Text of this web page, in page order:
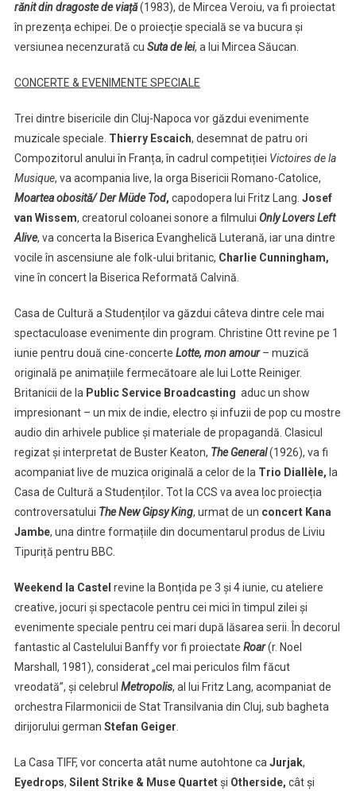
rănit din dragoste de viață(1983), de Mircea Veroiu, va fi proiectat
în prezența echipei. De o proiecție specială se va bucura și
versiunea necenzurată cu Suta de lei, a lui Mircea Săucan.
CONCERTE & EVENIMENTE SPECIALE
Trei dintre bisericile din Cluj-Napoca vor găzdui evenimente
muzicale speciale. Thierry Escaich, desemnat de patru ori
Compozitorul anului în Franța, în cadrul competiției Victoires de la
Musique, va acompania live, la orga Bisericii Romano-Catolice,
Moartea obosită/Der Müde Tod, capodopera lui Fritz Lang. Josef
van Wissem, creatorul coloanei sonore a filmului Only Lovers Left
Alive, va concerta la Biserica Evanghelică Luterană, iar una dintre
vocile în ascensiune ale folk-ului britanic, Charlie Cunningham,
vine în concert la Biserica Reformată Calvină.
Casa de Cultură a Studenților va găzdui câteva dintre cele mai
spectaculoase evenimente din program. Christine Ott revine pe 1
iunie pentru două cine-concerte Lotte, mon amour– muzică
originală pe animațiile fermecătoare ale lui Lotte Reiniger.
Britanicii de la Public Service Broadcasting aduc un show
impresionant – un mix de indie, electro și infuzii de pop cu mostre
audio din arhivele publice și materiale de propagandă. Clasicul
regizat și interpretat de Buster Keaton, The General(1926), va fi
acompaniat live de muzica originală a celor de la Trio Diallèle, la
Casa de Cultură a Studenților. Tot la CCS va avea loc proiecția
controversatului The New Gipsy King, urmat de un concert Kana
Jambe, una dintre formațiile din documentarul produs de Liviu
Tipuriță pentru BBC.
Weekend la Castel revine la Bonțida pe 3 și 4 iunie, cu ateliere
creative, jocuri și spectacole pentru cei mici în timpul zilei și
evenimente speciale pentru cei mari după lăsarea serii. În decorul
fantastic al Castelului Banffy vor fi proiectate Roar(r. Noel
Marshall, 1981), considerat „cel mai periculos film făcut
vreodată”, și celebrul Metropolis, al lui Fritz Lang, acompaniat de
orchestra Filarmonicii de Stat Transilvania din Cluj, sub bagheta
dirijorului german Stefan Geiger
La Casa TIFF, vor concerta atât nume autohtone ca Jurjak,
Eyedrops, Silent Strike & Muse Quartetși Otherside, cât și